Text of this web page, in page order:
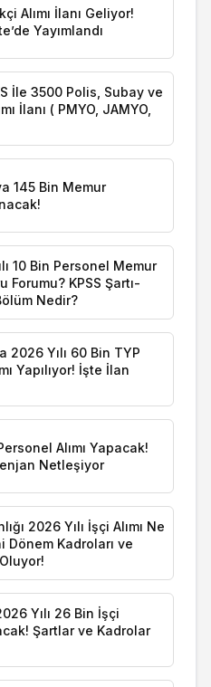
Alımı İlanı Geliyor!
Yayımlandı
İle 3500 Polis, Subay ve
İlanı ( PMYO, JAMYO,
145 Bin Memur
10 Bin Personel Memur
Forumu? KPSS Şartı-
Nedir?
2026 Yılı 60 Bin TYP
Yapılıyor! İşte İlan
Alımı Yapacak!
Netleşiyor
2026 Yılı İşçi Alımı Ne
Dönem Kadroları ve
Yılı 26 Bin İşçi
Şartlar ve Kadrolar